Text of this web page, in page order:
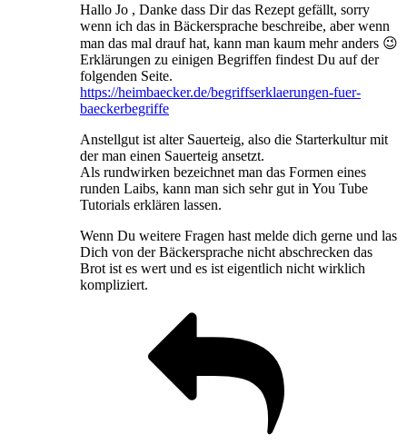
Hallo Jo , Danke dass Dir das Rezept gefällt, sorry
wenn ich das in Bäckersprache beschreibe, aber wenn
man das mal drauf hat, kann man kaum mehr anders 😉
Erklärungen zu einigen Begriffen findest Du auf der
folgenden Seite.
https://heimbaecker.de/begriffserklaerungen-fuer-
baeckerbegriffe
Anstellgut ist alter Sauerteig, also die Starterkultur mit
der man einen Sauerteig ansetzt.
Als rundwirken bezeichnet man das Formen eines
runden Laibs, kann man sich sehr gut in You Tube
Tutorials erklären lassen.
Wenn Du weitere Fragen hast melde dich gerne und las
Dich von der Bäckersprache nicht abschrecken das
Brot ist es wert und es ist eigentlich nicht wirklich
kompliziert.